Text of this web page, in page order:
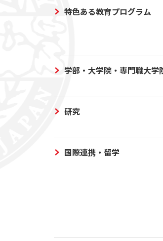
特色ある教育プログラム
学部・大学院・専門職大学
研究
国際連携・留学